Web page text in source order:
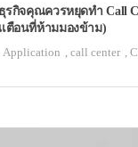
รกิจคุณควรหยุดทำ Call
อนที่ห้ามมองข้าม)
Application ,call center ,